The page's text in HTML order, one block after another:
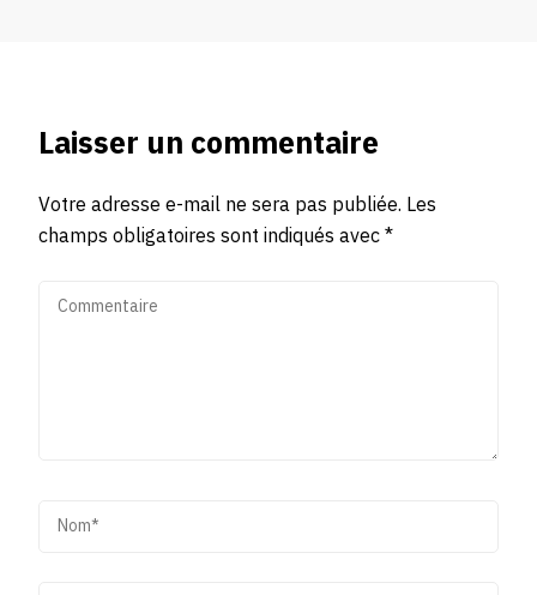
Laisser un commentaire
Votre adresse e-mail ne sera pas publiée. Les
champs obligatoires sont indiqués avec*